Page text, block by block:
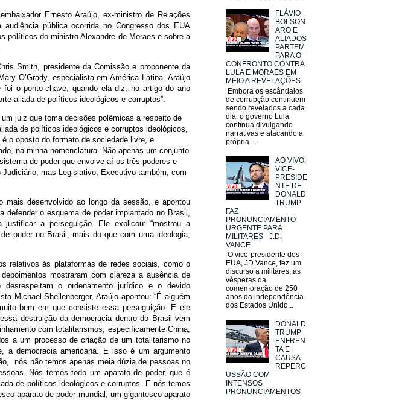
Ernesto Araújo, ex-ministro de Relações
pública ocorrida no Congresso dos EUA
políticos do ministro Alexandre de Moraes e sobre a
Smith, presidente da Comissão e proponente da
O’Grady, especialista em América Latina. Araújo
o ponto-chave, quando ela diz, no artigo do ano
aliada de políticos ideológicos e corruptos”.
juiz que toma decisões polêmicas a respeito de
de políticos ideológicos e corruptos ideológicos,
o oposto do formato de sociedade livre, e
na minha nomenclatura. Não apenas um conjunto
de poder que envolve aí os três poderes e
mas Legislativo, Executivo também, com
mais desenvolvido ao longo da sessão, e apontou
defender o esquema de poder implantado no Brasil,
justificar a perseguição. Ele explicou: “mostrou a
poder no Brasil, mais do que com uma ideologia;
relativos às plataformas de redes sociais, como o
mostraram com clareza a ausência de
o ordenamento jurídico e o devido
Michael Shellenberger, Araújo apontou: “É alguém
bem em que consiste essa perseguição. E ele
destruição da democracia dentro do Brasil vem
com totalitarismos, especificamente China,
a um processo de criação de um totalitarismo no
a democracia americana. E isso é um argumento
nós não temos apenas meia dúzia de pessoas no
Nós temos todo um aparato de poder, que é
de políticos ideológicos e corruptos. E nós temos
aparato de poder mundial, um gigantesco aparato
FLÁVIO
BOLSON
ARO E
ALIADOS
PARTEM
PARA O
CONFRONTO CONTRA
LULA E MORAES EM
MEIO A REVELAÇÕES
Embora os escândalos
de corrupção continuem
sendo revelados a cada
dia, o governo Lula
continua divulgando
narrativas e atacando a
própria ...
AO VIVO:
VICE-
PRESIDE
NTE DE
DONALD
TRUMP
FAZ
PRONUNCIAMENTO
URGENTE PARA
MILITARES - J.D.
VANCE
O vice-presidente dos
EUA, JD Vance, fez um
discurso a militares, às
vésperas da
comemoração de 250
anos da independência
dos Estados Unido...
DONALD
TRUMP
ENFREN
TA E
CAUSA
REPERC
USSÃO COM
INTENSOS
PRONUNCIAMENTOS